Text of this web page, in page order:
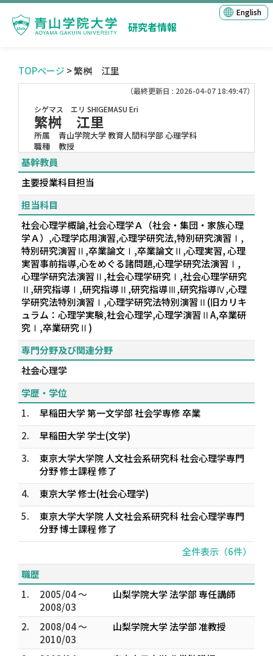
研究者情報
English
TOPページ > 繁桝 江里
（最終更新日 : 2026-04-07 18:49:47）
シゲマス エリ SHIGEMASU Eri
繁桝 江里
所属
青山学院大学 教育人間科学部 心理学科
職種
教授
基幹教員
主要授業科目担当
担当科目
社会心理学概論,社会心理学Ａ（社会・集団・家族心理
学Ａ）,心理学応用演習,心理学研究法,特別研究演習Ⅰ,
特別研究演習Ⅱ,卒業論文Ⅰ,卒業論文Ⅱ,心理実習, 心理
実習事前指導,心をめぐる諸問題,心理学研究法演習Ⅰ,
心理学研究法演習Ⅱ,社会心理学研究Ⅰ,社会心理学研究
Ⅱ,研究指導Ⅰ,研究指導Ⅱ,研究指導Ⅲ,研究指導Ⅳ,心理
学研究法特別演習Ⅰ,心理学研究法特別演習Ⅱ(旧カリキ
ュラム：心理学実験,社会心理学,心理学演習ⅡA,卒業研
究Ⅰ,卒業研究Ⅱ)
専門分野及び関連分野
社会心理学
学歴・学位
1.
早稲田大学 第一文学部 社会学専修 卒業
2.
早稲田大学 学士(文学)
3.
東京大学大学院 人文社会系研究科 社会心理学専門
分野 修士課程 修了
4.
東京大学 修士(社会心理学)
5.
東京大学大学院 人文社会系研究科 社会心理学専門
分野 博士課程 修了
全件表示（6件）
職歴
1.
2005/04 ～
2008/03
山梨学院大学 法学部 専任講師
2.
2008/04 ～
2010/03
山梨学院大学 法学部 准教授